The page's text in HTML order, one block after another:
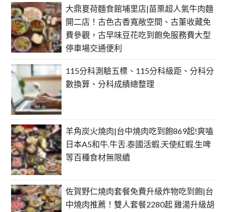
大鼎夏荷麵食館埔里店|苗栗超人氣牛肉麵
開二店！古色古香寬敞空間、古董收藏免
費參觀，古早味豆花吃到飽免服務費大型
停車場交通便利
115分科測驗五標、115分科級距、分科分
數換算、分科成績總整理
羊角炭火燒肉|台中燒肉吃到飽869起!爽嗑
日本A5和牛.牛舌.泰國活蝦.天使紅蝦.生啤
等百種食材無限續
佐賀野仁燒肉套餐免費升級炸物吃到飽|台
中燒肉推薦！雙人套餐2280起 雞湯升級胡